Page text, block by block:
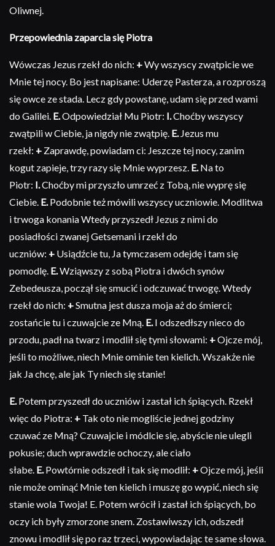
Oliwnej.
Przepowiednia zaparcia się Piotra
Wówczas Jezus rzekł do nich: +Wy wszyscy zwątpicie we
Mnie tej nocy. Bo jest napisane: Uderzę Pasterza, a rozproszą
się owce ze stada. Lecz gdy powstanę, udam się przed wami
do Galilei. E.Odpowiedział Mu Piotr: I.Choćby wszyscy
zwątpili w Ciebie, ja nigdy nie zwątpię. E.Jezus mu
rzekł: + Zaprawdę, powiadam ci: Jeszcze tej nocy, zanim
kogut zapieje, trzy razy się Mnie wyprzesz. E.Na to
Piotr: I.Choćby mi przyszło umrzeć z Tobą, nie wyprę się
Ciebie. E.Podobnie też mówili wszyscy uczniowie. Modlitwa
i trwoga konania Wtedy przyszedł Jezus z nimi do
posiadłości zwanej Getsemani i rzekł do
uczniów: + Usiądźcie tu, Ja tymczasem odejdę i tam się
pomodlę. E.Wziąwszy z sobą Piotra i dwóch synów
Zebedeusza, począł się smucić i odczuwać trwogę. Wtedy
rzekł do nich: +Smutna jest dusza moja aż do śmierci;
zostańcie tu i czuwajcie ze Mną. E.I odszedłszy nieco do
przodu, padł na twarz i modlił się tymi słowami: +Ojcze mój,
jeśli to możliwe, niech Mnie ominie ten kielich. Wszakże nie
jak Ja chcę, ale jak Ty niech się stanie!
E.Potem przyszedł do uczniów i zastał ich śpiących. Rzekł
więc do Piotra: + Tak oto nie mogliście jednej godziny
czuwać ze Mną? Czuwajcie i módlcie się, abyście nie ulegli
pokusie; duch wprawdzie ochoczy, ale ciało
słabe. E.Powtórnie odszedł i tak się modlił: +Ojcze mój, jeśli
nie może ominąć Mnie ten kielich i muszę go wypić, niech się
stanie wola Twoja! E. Potem wrócił i zastał ich śpiących, bo
oczy ich były zmorzone snem. Zostawiwszy ich, odszedł
znowu i modlił się po raz trzeci, wypowiadając te same słowa.